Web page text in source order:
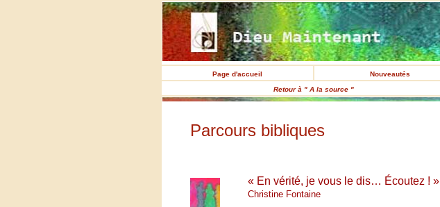
Page d'accueil Nouveautés
Retour à " A la source "
Parcours bibliques
« En vérité, je vous le dis… Écoutez ! »
Christine Fontaine